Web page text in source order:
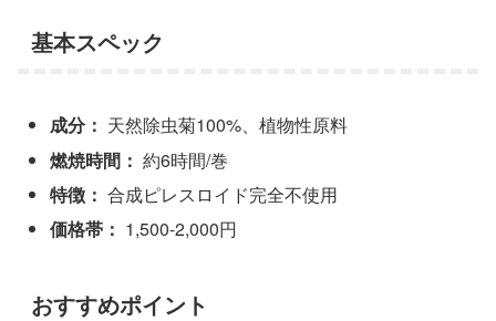
基本スペック
成分： 天然除虫菊100%、植物性原料
燃焼時間： 約6時間/巻
特徴： 合成ピレスロイド完全不使用
価格帯： 1,500-2,000円
おすすめポイント